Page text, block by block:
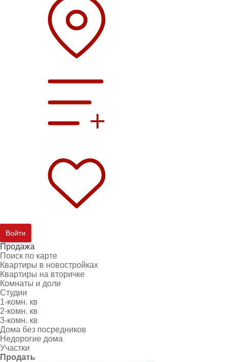
Войти
Продажа
Поиск по карте
Квартиры в новостройках
Квартиры на вторичке
Комнаты и доли
Студии
1-комн. кв
2-комн. кв
3-комн. кв
Дома без посредников
Недорогие дома
Участки
Продать